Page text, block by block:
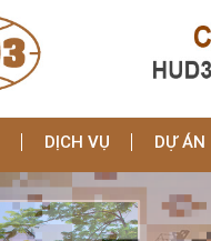
DỊCH VỤ DỰ ÁN